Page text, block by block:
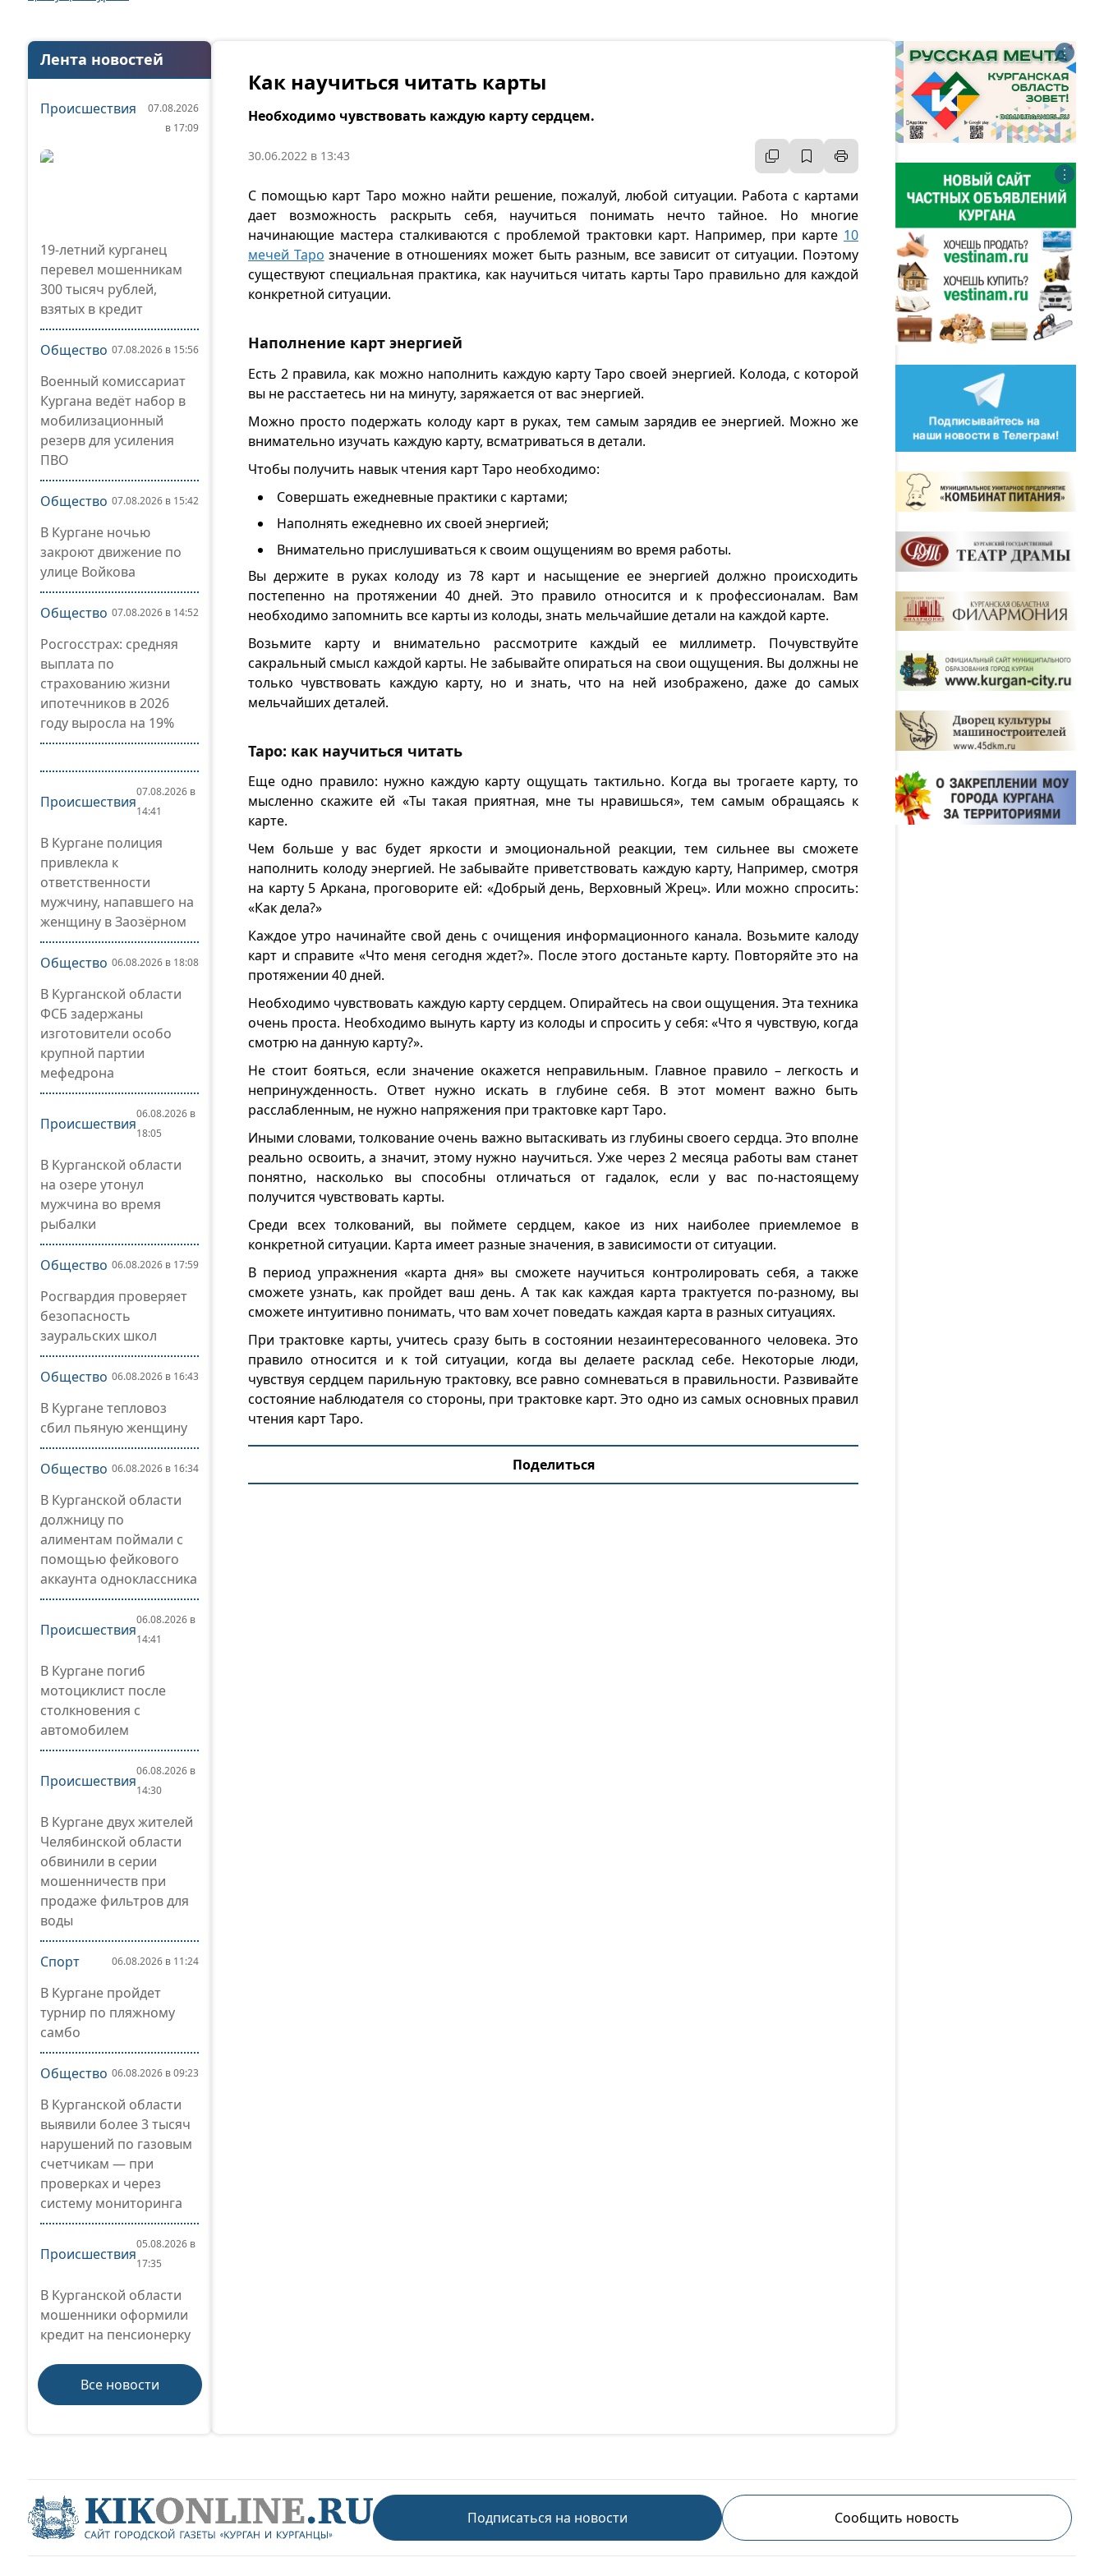
Лента новостей
Происшествия
07.08.2026
в 17:09
19-летний курганец
перевел мошенникам
300 тысяч рублей,
взятых в кредит
Общество 07.08.2026 в 15:56
Военный комиссариат
Кургана ведёт набор в
мобилизационный
резерв для усиления
ПВО
Общество 07.08.2026 в 15:42
В Кургане ночью
закроют движение по
улице Войкова
Общество 07.08.2026 в 14:52
Росгосстрах: средняя
выплата по
страхованию жизни
ипотечников в 2026
году выросла на 19%
Происшествия
07.08.2026 в
14:41
В Кургане полиция
привлекла к
ответственности
мужчину, напавшего на
женщину в Заозёрном
Общество 06.08.2026 в 18:08
В Курганской области
ФСБ задержаны
изготовители особо
крупной партии
мефедрона
Происшествия
06.08.2026 в
18:05
В Курганской области
на озере утонул
мужчина во время
рыбалки
Общество 06.08.2026 в 17:59
Росгвардия проверяет
безопасность
зауральских школ
Общество 06.08.2026 в 16:43
В Кургане тепловоз
сбил пьяную женщину
Общество 06.08.2026 в 16:34
В Курганской области
должницу по
алиментам поймали с
помощью фейкового
аккаунта одноклассника
Происшествия
06.08.2026 в
14:41
В Кургане погиб
мотоциклист после
столкновения с
автомобилем
Происшествия
06.08.2026 в
14:30
В Кургане двух жителей
Челябинской области
обвинили в серии
мошенничеств при
продаже фильтров для
воды
Спорт 06.08.2026 в 11:24
В Кургане пройдет
турнир по пляжному
самбо
Общество 06.08.2026 в 09:23
В Курганской области
выявили более 3 тысяч
нарушений по газовым
счетчикам — при
проверках и через
систему мониторинга
Происшествия
05.08.2026 в
17:35
В Курганской области
мошенники оформили
кредит на пенсионерку
Все новости
Как научиться читать карты
Необходимо чувствовать каждую карту сердцем.
30.06.2022 в 13:43
С помощью карт Таро можно найти решение, пожалуй, любой ситуации. Работа с картами
дает возможность раскрыть себя, научиться понимать нечто тайное. Но многие
начинающие мастера сталкиваются с проблемой трактовки карт. Например, при карте 10
мечей Таро значение в отношениях может быть разным, все зависит от ситуации. Поэтому
существуют специальная практика, как научиться читать карты Таро правильно для каждой
конкретной ситуации.
Наполнение карт энергией
Есть 2 правила, как можно наполнить каждую карту Таро своей энергией. Колода, с которой
вы не расстаетесь ни на минуту, заряжается от вас энергией.
Можно просто подержать колоду карт в руках, тем самым зарядив ее энергией. Можно же
внимательно изучать каждую карту, всматриваться в детали.
Чтобы получить навык чтения карт Таро необходимо:
Совершать ежедневные практики с картами;
Наполнять ежедневно их своей энергией;
Внимательно прислушиваться к своим ощущениям во время работы.
Вы держите в руках колоду из 78 карт и насыщение ее энергией должно происходить
постепенно на протяжении 40 дней. Это правило относится и к профессионалам. Вам
необходимо запомнить все карты из колоды, знать мельчайшие детали на каждой карте.
Возьмите карту и внимательно рассмотрите каждый ее миллиметр. Почувствуйте
сакральный смысл каждой карты. Не забывайте опираться на свои ощущения. Вы должны не
только чувствовать каждую карту, но и знать, что на ней изображено, даже до самых
мельчайших деталей.
Таро: как научиться читать
Еще одно правило: нужно каждую карту ощущать тактильно. Когда вы трогаете карту, то
мысленно скажите ей «Ты такая приятная, мне ты нравишься», тем самым обращаясь к
карте.
Чем больше у вас будет яркости и эмоциональной реакции, тем сильнее вы сможете
наполнить колоду энергией. Не забывайте приветствовать каждую карту, Например, смотря
на карту 5 Аркана, проговорите ей: «Добрый день, Верховный Жрец». Или можно спросить:
«Как дела?»
Каждое утро начинайте свой день с очищения информационного канала. Возьмите калоду
карт и справите «Что меня сегодня ждет?». После этого достаньте карту. Повторяйте это на
протяжении 40 дней.
Необходимо чувствовать каждую карту сердцем. Опирайтесь на свои ощущения. Эта техника
очень проста. Необходимо вынуть карту из колоды и спросить у себя: «Что я чувствую, когда
смотрю на данную карту?».
Не стоит бояться, если значение окажется неправильным. Главное правило – легкость и
непринужденность. Ответ нужно искать в глубине себя. В этот момент важно быть
расслабленным, не нужно напряжения при трактовке карт Таро.
Иными словами, толкование очень важно вытаскивать из глубины своего сердца. Это вполне
реально освоить, а значит, этому нужно научиться. Уже через 2 месяца работы вам станет
понятно, насколько вы способны отличаться от гадалок, если у вас по-настоящему
получится чувствовать карты.
Среди всех толкований, вы поймете сердцем, какое из них наиболее приемлемое в
конкретной ситуации. Карта имеет разные значения, в зависимости от ситуации.
В период упражнения «карта дня» вы сможете научиться контролировать себя, а также
сможете узнать, как пройдет ваш день. А так как каждая карта трактуется по-разному, вы
сможете интуитивно понимать, что вам хочет поведать каждая карта в разных ситуациях.
При трактовке карты, учитесь сразу быть в состоянии незаинтересованного человека. Это
правило относится и к той ситуации, когда вы делаете расклад себе. Некоторые люди,
чувствуя сердцем парильную трактовку, все равно сомневаться в правильности. Развивайте
состояние наблюдателя со стороны, при трактовке карт. Это одно из самых основных правил
чтения карт Таро.
Поделиться
⋮
⋮
Подписаться на новости Сообщить новость